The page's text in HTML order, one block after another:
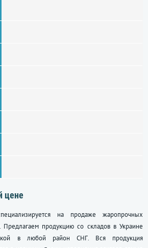
цене
на продаже жаропрочных
продукцию со складов в Украине
в любой район СНГ. Вся продукция